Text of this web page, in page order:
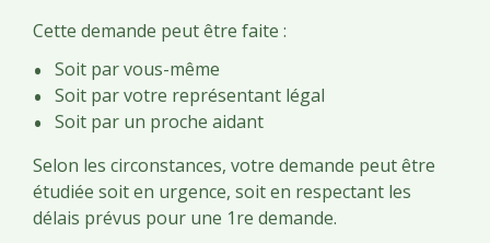
Cette demande peut être faite :
Soit par vous-même
Soit par votre représentant légal
Soit par un proche aidant
Selon les circonstances, votre demande peut être
étudiée soit en urgence, soit en respectant les
délais prévus pour une 1re demande.